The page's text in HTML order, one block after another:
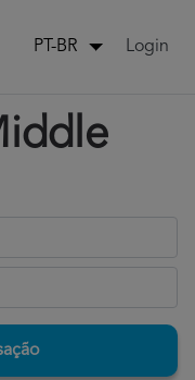
PT-BR Login